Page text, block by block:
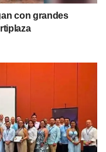
con grandes